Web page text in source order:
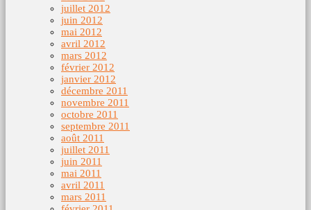
juillet 2012
juin 2012
mai 2012
avril 2012
mars 2012
février 2012
janvier 2012
décembre 2011
novembre 2011
octobre 2011
septembre 2011
août 2011
juillet 2011
juin 2011
mai 2011
avril 2011
mars 2011